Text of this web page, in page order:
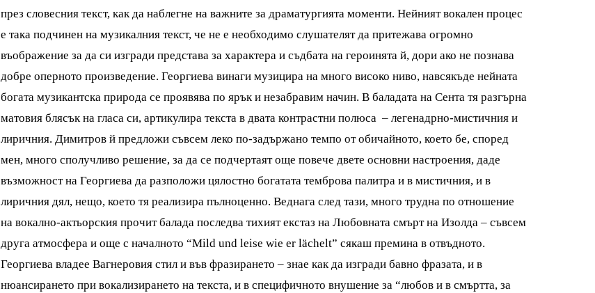
през словесния текст, как да наблегне на важните за драматургията моменти. Нейният вокален процес
е така подчинен на музикалния текст, че не е необходимо слушателят да притежава огромно
въображение за да си изгради представа за характера и съдбата на героинята й, дори ако не познава
добре оперното произведение. Георгиева винаги музицира на много високо ниво, навсякъде нейната
богата музикантска природа се проявява по ярък и незабравим начин. В баладата на Сента тя разгърна
матовия блясък на гласа си, артикулира текста в двата контрастни полюса – легенадрно-мистичния и
лиричния. Димитров й предложи съвсем леко по-задържано темпо от обичайното, което бе, според
мен, много сполучливо решение, за да се подчертаят още повече двете основни настроения, даде
възможност на Георгиева да разположи цялостно богатата темброва палитра и в мистичния, и в
лиричния дял, нещо, което тя реализира пълноценно. Веднага след тази, много трудна по отношение
на вокално-актьорския прочит балада последва тихият екстаз на Любовната смърт на Изолда – съвсем
друга атмосфера и още с началното “Mild und leise wie er lächelt” сякаш премина в отвъдното.
Георгиева владее Вагнеровия стил и във фразирането – знае как да изгради бавно фразата, и в
нюансирането при вокализирането на текста, и в специфичното внушение за “любов и в смъртта, за